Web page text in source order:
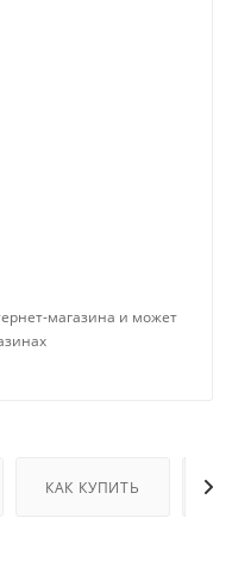
магазина и может
КАК КУПИТЬ